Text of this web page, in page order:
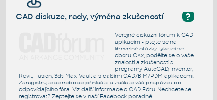
?
CAD diskuze, rady, výměna zkušeností
Veřejné diskuzní fórum k CAD
aplikacím - ptejte se na
libovolné otázky týkající se
oboru CAx, podělte se o vaše
znalosti a zkušenosti s
programy AutoCAD, Inventor,
Revit, Fusion, 3ds Max, Vault a s dalšími CAD/BIM/PDM aplikacemi.
Zaregistrujte se nebo se přihlašte a zašlete váš příspěvek do
odpovídajícího fóra. Viz další informace o CAD Fóru. Nechcete se
registrovat? Zeptejte se v naší Facebook poradně.